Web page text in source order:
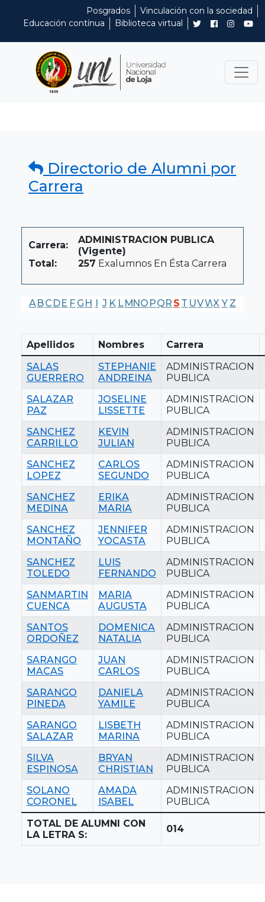
Posgrados
Vinculación con la sociedad
Educación contínua
Biblioteca virtual
Directorio de Alumni por
Carrera
Carrera:
ADMINISTRACION PUBLICA
(Vigente)
Total:
257 Exalumnos En Ésta Carrera
A BC DE F G H I J K LMNO PQR S T UVWX Y Z
Apellidos Nombres Carrera
SALAS
GUERRERO
STEPHANIE
ANDREINA
ADMINISTRACION
PUBLICA
SALAZAR
PAZ
JOSELINE
LISSETTE
ADMINISTRACION
PUBLICA
SANCHEZ
CARRILLO
KEVIN
JULIAN
ADMINISTRACION
PUBLICA
SANCHEZ
LOPEZ
CARLOS
SEGUNDO
ADMINISTRACION
PUBLICA
SANCHEZ
MEDINA
ERIKA
MARIA
ADMINISTRACION
PUBLICA
SANCHEZ
MONTAÑO
JENNIFER
YOCASTA
ADMINISTRACION
PUBLICA
SANCHEZ
TOLEDO
LUIS
FERNANDO
ADMINISTRACION
PUBLICA
SANMARTIN
CUENCA
MARIA
AUGUSTA
ADMINISTRACION
PUBLICA
SANTOS
ORDOÑEZ
DOMENICA
NATALIA
ADMINISTRACION
PUBLICA
SARANGO
MACAS
JUAN
CARLOS
ADMINISTRACION
PUBLICA
SARANGO
PINEDA
DANIELA
YAMILE
ADMINISTRACION
PUBLICA
SARANGO
SALAZAR
LISBETH
MARINA
ADMINISTRACION
PUBLICA
SILVA
ESPINOSA
BRYAN
CHRISTIAN
ADMINISTRACION
PUBLICA
SOLANO
CORONEL
AMADA
ISABEL
ADMINISTRACION
PUBLICA
TOTAL DE ALUMNI CON
LA LETRA S:
014